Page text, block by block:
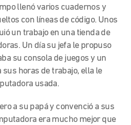
llenó varios cuadernos y
con líneas de código. Unos
un trabajo en una tienda de
Un día su jefa le propuso
su consola de juegos y un
sus horas de trabajo, ella le
usada.
a su papá y convenció a sus
era mucho mejor que